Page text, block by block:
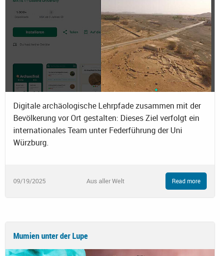
Digitale archäologische Lehrpfade zusammen mit der
Bevölkerung vor Ort gestalten: Dieses Ziel verfolgt ein
internationales Team unter Federführung der Uni
Würzburg.
09/19/2025 Aus aller Welt Read more
Mumien unter der Lupe